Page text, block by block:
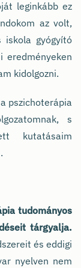
leginkább ez
az volt,
iskola gyógyító
eredményeken
kidolgozni.
s
kutatásaim
tudományos
tárgyalja.
és eddigi
nyelven nem